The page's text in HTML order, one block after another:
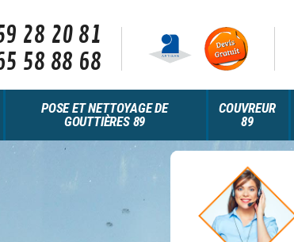
28 20 81
58 88 68
POSE ET NETTOYAGE DE
GOUTTIÈRES 89
COUVREUR
89